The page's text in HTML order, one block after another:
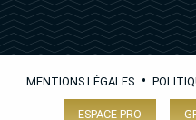
MENTIONS LÉGALES •
ESPACE PRO